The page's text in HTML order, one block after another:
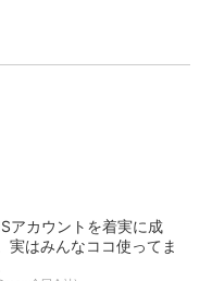
アカウントを着実に成
実はみんなココ使ってま